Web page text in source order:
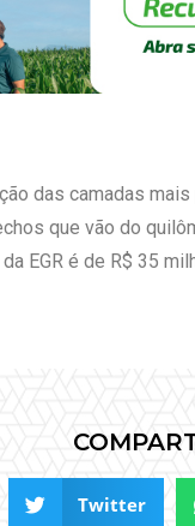
das camadas
que vão do
EGR é de R$ 35
Twitter